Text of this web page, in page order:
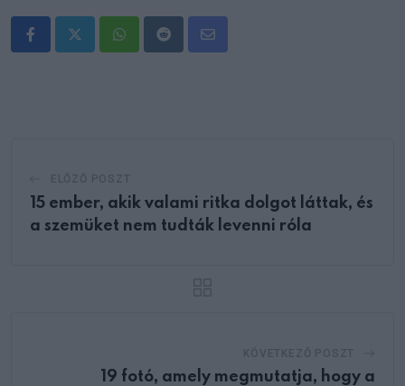
WhatsappRedditShare
15 ember, akik valami ritka dolgot láttak, és
a szemüket nem tudták levenni róla
19 fotó, amely megmutatja, hogy a